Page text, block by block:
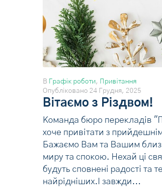
В Графік роботи,
Привітання
Опубліковано 24 Грудня, 2025
Вітаємо з Різдвом!
Команда бюро перекладів
хоче привітати з
Бажаємо Вам та Вашим
миру та спокою. Нехай ці
будуть сповнені радості та
найрідніших.І завжди...